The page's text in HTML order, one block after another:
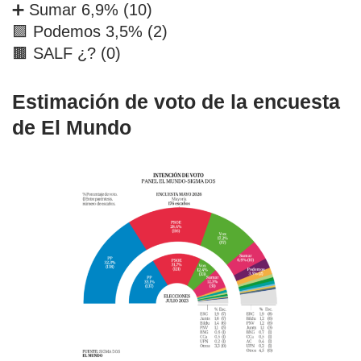
➕ Sumar 6,9% (10)
🟪 Podemos 3,5% (2)
🟫 SALF ¿? (0)
Estimación de voto de la encuesta
de El Mundo